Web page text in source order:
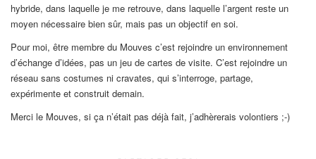
hybride, dans laquelle je me retrouve, dans laquelle l’argent reste un
moyen nécessaire bien sûr, mais pas un objectif en soi.
Pour moi, être membre du Mouves c’est rejoindre un environnement
d’échange d’idées, pas un jeu de cartes de visite. C’est rejoindre un
réseau sans costumes ni cravates, qui s’interroge, partage,
expérimente et construit demain.
Merci le Mouves, si ça n’était pas déjà fait, j’adhèrerais volontiers ;-)